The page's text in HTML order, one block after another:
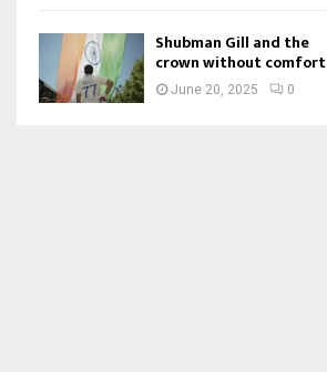
Shubman Gill and the
crown without comfort
June 20, 2025 0